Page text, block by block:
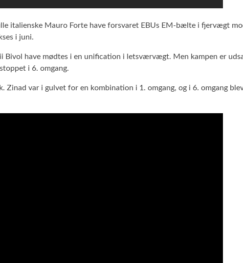
italienske Mauro Forte have forsvaret EBUs EM-bælte i fjervægt
i juni.
Bivol have mødtes i en unification i letsværvægt. Men kampen er
i 6. omgang.
Zinad var i gulvet for en kombination i 1. omgang, og i 6. omgang